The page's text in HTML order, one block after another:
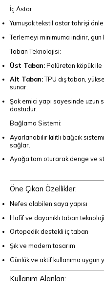
İç Astar:
Yumuşak tekstil astar tahrişi
Terlemeyi minimuma indirir, gün
Taban Teknolojisi:
Üst Taban:Polüretan köpük ile
Alt Taban:TPU dış taban,
sunar.
Şok emici yapı sayesinde uzun
dostudur.
Bağlama Sistemi:
Ayarlanabilir kilitli bağcık
sağlar.
Ayağa tam oturarak denge ve
Öne Çıkan Özellikler:
Nefes alabilen saya yapısı
Hafif ve dayanıklı taban
Ortopedik destekli iç taban
Şık ve modern tasarım
Günlük ve aktif kullanıma uygun
Kullanım Alanları: